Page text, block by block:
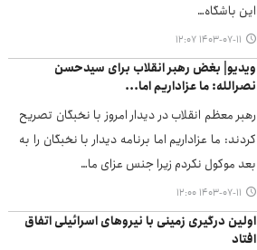
این باشگاه…
۱۴۰۳-۰۷-۱۱ ۱۲:۰۷
ویدیو| بغض رهبر انقلاب برای سیدحسن
نصرالله: ما عزاداریم اما...
رهبر معظم انقلاب در دیدار امروز با نخبگان تصریح
کردند: ما عزاداریم اما برنامه دیدار با نخبگان را به
بعد موکول نکردم زیرا جنس عزای ما…
۱۴۰۳-۰۷-۱۱ ۱۲:۰۰
اولین درگیری زمینی با نیروهای اسرائیلی اتفاق
افتاد